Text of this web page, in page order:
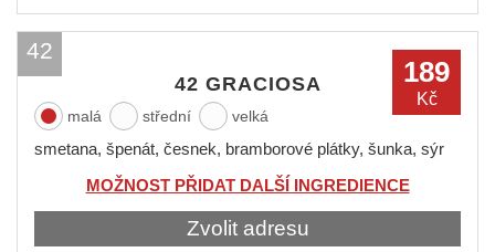
189
Kč
42 GRACIOSA
malá střední velká
smetana, špenát, česnek, bramborové plátky, šunka, sýr
MOŽNOST PŘIDAT DALŠÍ INGREDIENCE
Zvolit adresu
42